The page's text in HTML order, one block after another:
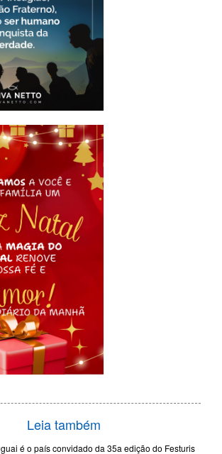
Leia também
é o país convidado da 35a edição do Festuris